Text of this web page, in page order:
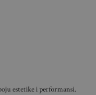
estetike i performansi.